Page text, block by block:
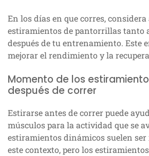
En los días en que corres,
estiramientos de pantorrillas tanto
después de tu entrenamiento. Este
mejorar el rendimiento y la
Momento de los
después de correr
Estirarse antes de correr puede
músculos para la actividad que se
estiramientos dinámicos suelen ser
este contexto, pero los